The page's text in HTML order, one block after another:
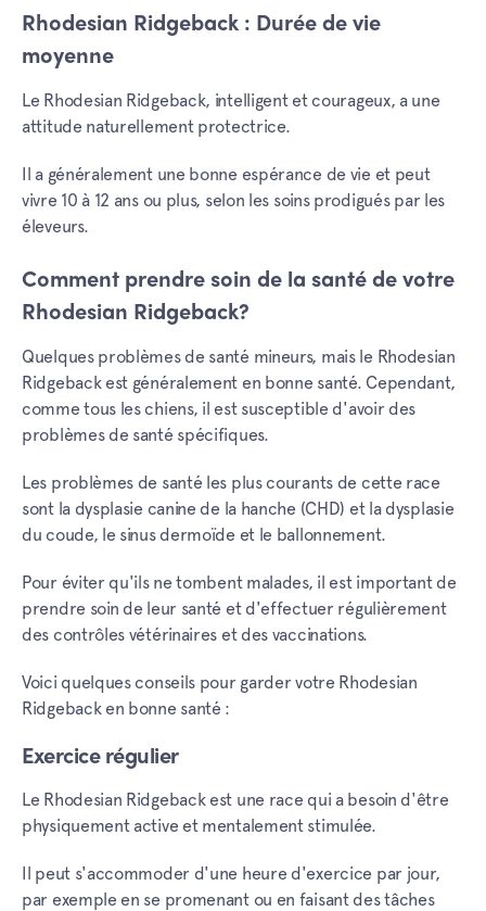
Rhodesian Ridgeback : Durée de vie
moyenne
Le Rhodesian Ridgeback, intelligent et courageux, a une
attitude naturellement protectrice.
Il a généralement une bonne espérance de vie et peut
vivre 10 à 12 ans ou plus, selon les soins prodigués par les
éleveurs.
Comment prendre soin de la santé de votre
Rhodesian Ridgeback?
Quelques problèmes de santé mineurs, mais le Rhodesian
Ridgeback est généralement en bonne santé. Cependant,
comme tous les chiens, il est susceptible d'avoir des
problèmes de santé spécifiques.
Les problèmes de santé les plus courants de cette race
sont la dysplasie canine de la hanche (CHD) et la dysplasie
du coude, le sinus dermoïde et le ballonnement.
Pour éviter qu'ils ne tombent malades, il est important de
prendre soin de leur santé et d'effectuer régulièrement
des contrôles vétérinaires et des vaccinations.
Voici quelques conseils pour garder votre Rhodesian
Ridgeback en bonne santé :
Exercice régulier
Le Rhodesian Ridgeback est une race qui a besoin d'être
physiquement active et mentalement stimulée.
Il peut s'accommoder d'une heure d'exercice par jour,
par exemple en se promenant ou en faisant des tâches